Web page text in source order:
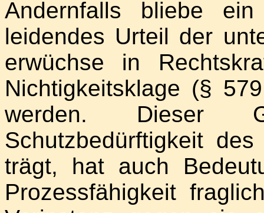
Andernfalls bliebe
leidendes Urteil der
erwüchse in
Nichtigkeitsklage (§
werden. Dieser
Schutzbedürftigkeit
trägt, hat auch
Prozessfähigkeit